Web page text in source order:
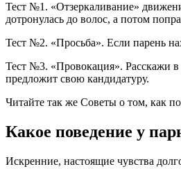
Тест №1. «Отзеркаливание»
дотронулась до волос, а потом
Тест №2. «Просьба». Если парень
Тест №3. «Провокация». Расскажи в
предложит свою кандидатуру.
Читайте так же Советы о том, как
Какое поведение у
Искренние, настоящие чувства